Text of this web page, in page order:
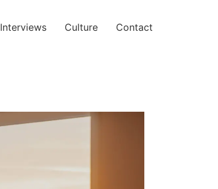
Interviews Culture Contact